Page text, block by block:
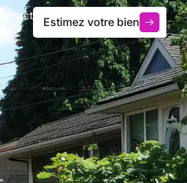
Contact Estimez votre bien